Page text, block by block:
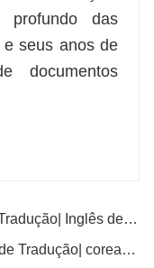
profundo das
e seus anos de
documentos
Artigo anterior anterior : Serviços de Tradução| Inglês de ou para chinês com excelente tradutor
Artigo seguinte postagem : Serviços de Tradução| coreano de ou para chinês